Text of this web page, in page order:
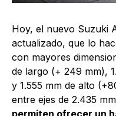
Hoy, el nuevo Suzuki
actualizado, que lo
con mayores
de largo (+ 249 mm),
y 1.555 mm de alto
entre ejes de 2.435
permiten ofrecer un